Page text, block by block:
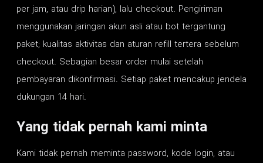
per jam, atau drip harian), lalu checkout. Pengiriman
menggunakan jaringan akun asli atau bot tergantung
paket; kualitas aktivitas dan aturan refill tertera sebelum
checkout. Sebagian besar order mulai setelah
pembayaran dikonfirmasi. Setiap paket mencakup jendela
dukungan 14 hari.
Yang tidak pernah kami minta
Kami tidak pernah meminta password, kode login, atau